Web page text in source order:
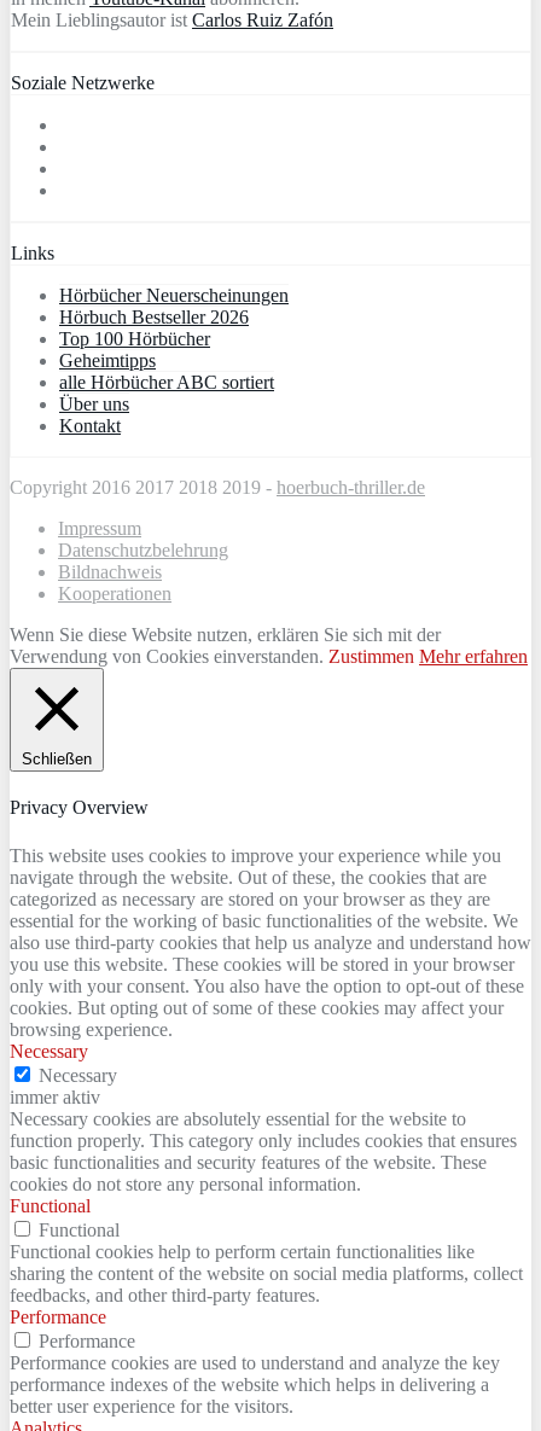
Mein Lieblingsautor ist Carlos Ruiz Zafón
Soziale Netzwerke
Links
Hörbücher Neuerscheinungen
Hörbuch Bestseller 2026
Top 100 Hörbücher
Geheimtipps
alle Hörbücher ABC sortiert
Über uns
Kontakt
Copyright 2016 2017 2018 2019 - hoerbuch-thriller.de
Impressum
Datenschutzbelehrung
Bildnachweis
Kooperationen
Wenn Sie diese Website nutzen, erklären Sie sich mit der
Verwendung von Cookies einverstanden. Zustimmen Mehr erfahren
Schließen
Privacy Overview
This website uses cookies to improve your experience while you
navigate through the website. Out of these, the cookies that are
categorized as necessary are stored on your browser as they are
essential for the working of basic functionalities of the website. We
also use third-party cookies that help us analyze and understand how
you use this website. These cookies will be stored in your browser
only with your consent. You also have the option to opt-out of these
cookies. But opting out of some of these cookies may affect your
browsing experience.
Necessary
Necessary
immer aktiv
Necessary cookies are absolutely essential for the website to
function properly. This category only includes cookies that ensures
basic functionalities and security features of the website. These
cookies do not store any personal information.
Functional
Functional
Functional cookies help to perform certain functionalities like
sharing the content of the website on social media platforms, collect
feedbacks, and other third-party features.
Performance
Performance
Performance cookies are used to understand and analyze the key
performance indexes of the website which helps in delivering a
better user experience for the visitors.